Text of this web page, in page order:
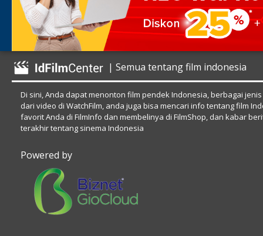
| Semua tentang film indonesia
Di sini, Anda dapat menonton film pendek Indonesia, berbagai
dari video di WatchFilm, anda juga bisa mencari info tentang film
favorit Anda di FilmInfo dan membelinya di FilmShop, dan kabar
terakhir tentang sinema Indonesia
Powered by